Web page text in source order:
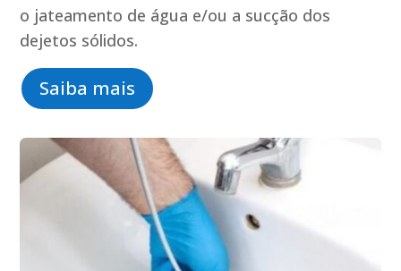
o jateamento de água e/ou a sucção dos
dejetos sólidos.
Saiba mais